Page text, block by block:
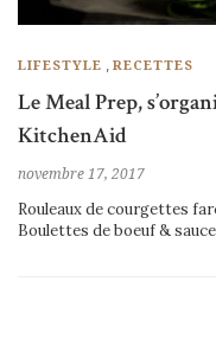
LIFESTYLE RECETTES
Le Meal Prep,
KitchenAid
novembre 17, 2017
Rouleaux de courgettes
Boulettes de boeuf &